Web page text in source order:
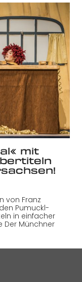
mit
von Franz
Pumuckl-
in einfacher
Der Münchner